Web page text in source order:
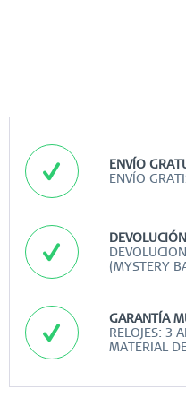
ENVÍO
ENVÍO
(MYSTERY
GARANTÍA
RELOJES: 3
MATERIAL